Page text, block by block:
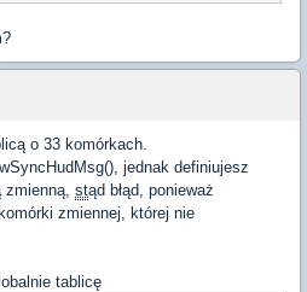
o 33 komórkach.
jednak definiujesz
zmienną, stąd błąd, ponieważ
zmiennej, której nie
tablicę